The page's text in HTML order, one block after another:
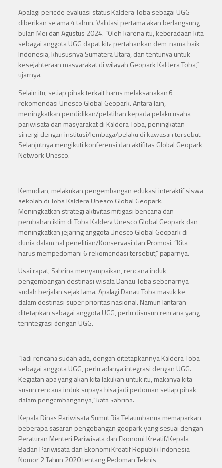
Apalagi periode evaluasi status Kaldera Toba sebagai UGG
diberikan selama 4 tahun. Validasi pertama akan berlangsung
bulan Mei dan Agustus 2024. “Oleh karena itu, keberadaan kita
sebagai anggota UGG dapat kita pertahankan demi nama baik
Indonesia, khususnya Sumatera Utara, dan tentunya untuk
kesejahteraan masyarakat di wilayah Geopark Kaldera Toba,”
ujarnya.
Selain itu, setiap pihak terkait harus melaksanakan 6
rekomendasi Unesco Global Geopark. Antara lain,
meningkatkan pendidikan/pelatihan kepada pelaku usaha
pariwisata dan masyarakat di Kaldera Toba, peningkatan
sinergi dengan institusi/lembaga/pelaku di kawasan tersebut.
Selanjutnya mengikuti konferensi dan aktifitas Global Geopark
Network Unesco.
Kemudian, melakukan pengembangan edukasi interaktif siswa
sekolah di Toba Kaldera Unesco Global Geopark.
Meningkatkan strategi aktivitas mitigasi bencana dan
perubahan iklim di Toba Kaldera Unesco Global Geopark dan
meningkatkan jejaring anggota Unesco Global Geopark di
dunia dalam hal penelitian/Konservasi dan Promosi. “Kita
harus mempedomani 6 rekomendasi tersebut,” paparnya.
Usai rapat, Sabrina menyampaikan, rencana induk
pengembangan destinasi wisata Danau Toba sebenarnya
sudah berjalan sejak lama. Apalagi Danau Toba masuk ke
dalam destinasi super prioritas nasional. Namun lantaran
ditetapkan sebagai anggota UGG, perlu disusun rencana yang
terintegrasi dengan UGG.
“Jadi rencana sudah ada, dengan ditetapkannya Kaldera Toba
sebagai anggota UGG, perlu adanya integrasi dengan UGG.
Kegiatan apa yang akan kita lakukan untuk itu, makanya kita
susun rencana induk supaya bisa jadi pedoman setiap pihak
dalam pengembanganya,” kata Sabrina.
Kepala Dinas Pariwisata Sumut Ria Telaumbanua memaparkan
beberapa sasaran pengebangan geopark yang sesuai dengan
Peraturan Menteri Pariwisata dan Ekonomi Kreatif/Kepala
Badan Pariwisata dan Ekonomi Kreatif Republik Indonesia
Nomor 2 Tahun 2020 tentang Pedoman Teknis